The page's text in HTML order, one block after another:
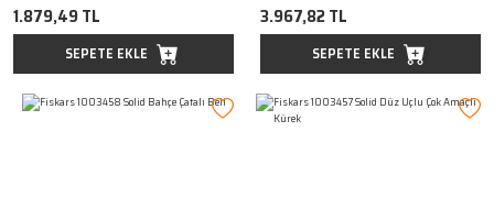
1.879,49 TL
SEPETE EKLE
3.967,82 TL
SEPETE EKLE